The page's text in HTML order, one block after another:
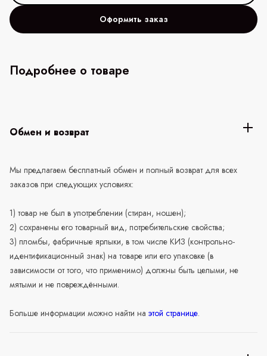
Оформить заказ
Подробнее о товаре
Обмен и возврат
Мы предлагаем бесплатный обмен и полный возврат для всех
заказов при следующих условиях:
1) товар не был в употреблении (стиран, ношен);
2) сохранены его товарный вид, потребительские свойства;
3) пломбы, фабричные ярлыки, в том числе КИЗ (контрольно-
идентификационный знак) на товаре или его упаковке (в
зависимости от того, что применимо) должны быть целыми, не
мятыми и не повреждёнными.
Больше информации можно найти на этой странице.